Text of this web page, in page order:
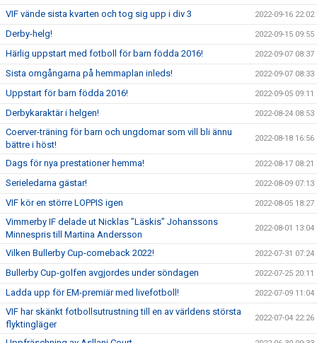
VIF vände sista kvarten och tog sig upp i div 3 2022-09-16 22:02
Derby-helg! 2022-09-15 09:55
Härlig uppstart med fotboll för barn födda 2016! 2022-09-07 08:37
Sista omgångarna på hemmaplan inleds! 2022-09-07 08:33
Uppstart för barn födda 2016! 2022-09-05 09:11
Derbykaraktär i helgen! 2022-08-24 08:53
Coerver-träning för barn och ungdomar som vill bli ännu
bättre i höst!
2022-08-18 16:56
Dags för nya prestationer hemma! 2022-08-17 08:21
Serieledarna gästar! 2022-08-09 07:13
VIF kör en större LOPPIS igen 2022-08-05 18:27
Vimmerby IF delade ut Nicklas ”Läskis” Johanssons
Minnespris till Martina Andersson
2022-08-01 13:04
Vilken Bullerby Cup-comeback 2022! 2022-07-31 07:24
Bullerby Cup-golfen avgjordes under söndagen 2022-07-25 20:11
Ladda upp för EM-premiär med livefotboll! 2022-07-09 11:04
VIF har skänkt fotbollsutrustning till en av världens största
flyktingläger
2022-07-04 22:26